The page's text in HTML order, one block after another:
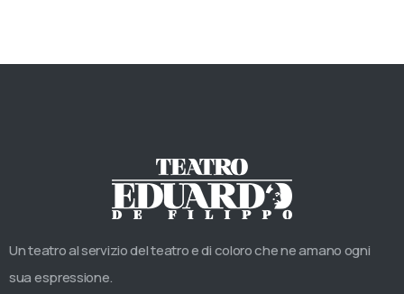
Un teatro al servizio del teatro e di coloro che ne amano ogni
sua espressione.